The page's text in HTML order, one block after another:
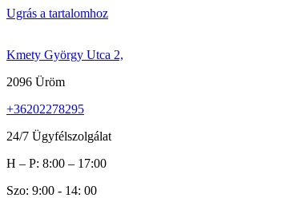
Ugrás a tartalomhoz
Kmety György Utca 2,
2096 Üröm
+36202278295
24/7 Ügyfélszolgálat
H – P: 8:00 – 17:00
Szo: 9:00 - 14: 00